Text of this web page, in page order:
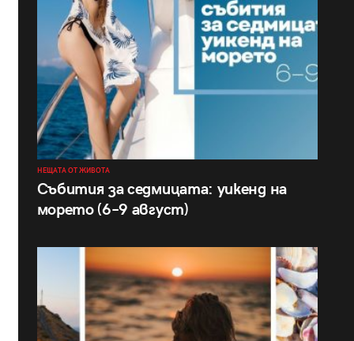
НЕЩАТА ОТ ЖИВОТА
Събития за седмицата: уикенд на
морето (6–9 август)